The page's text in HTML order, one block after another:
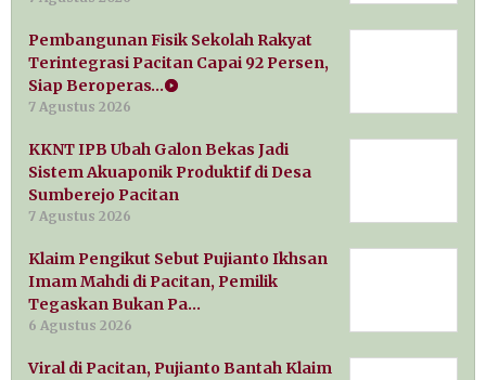
Pembangunan Fisik Sekolah Rakyat
Terintegrasi Pacitan Capai 92 Persen,
Siap Beroperas…
7 Agustus 2026
KKNT IPB Ubah Galon Bekas Jadi
Sistem Akuaponik Produktif di Desa
Sumberejo Pacitan
7 Agustus 2026
Klaim Pengikut Sebut Pujianto Ikhsan
Imam Mahdi di Pacitan, Pemilik
Tegaskan Bukan Pa…
6 Agustus 2026
Viral di Pacitan, Pujianto Bantah Klaim